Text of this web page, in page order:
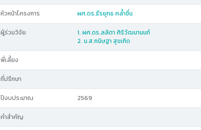
หัวหน้าโครงการ ผศ.ดร.ธีรยุทธ คล้ำชื่น
ผู้ร่วมวิจัย
1. ผศ.ดร.ลลิตา ศิริวัฒนานนท์
2. น.ส.กนิษฐา สุขเกิด
พี่เลี้ยง
ที่ปรึกษา
ปีงบประมาณ 2569
คำสำคัญ